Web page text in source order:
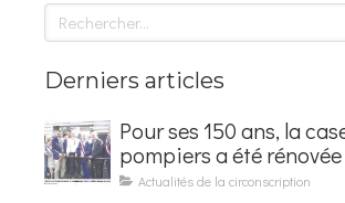
Rechercher
Derniers articles
Pour ses 150 ans, la
pompiers a été
baptisée au nom
Actualités de la circonscription